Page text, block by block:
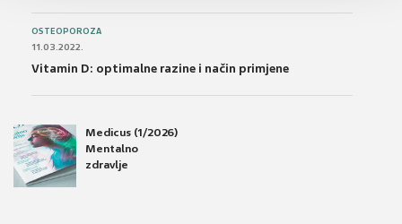
OSTEOPOROZA
11.03.2022.
Vitamin D: optimalne razine i način primjene
Medicus (1/2026)
Mentalno
zdravlje